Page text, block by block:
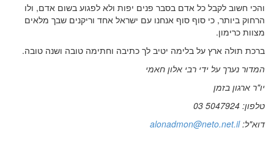
והכי חשוב לקבל כל אדם בסבר פנים יפות ולא לפגוע בשום אדם, ולו
הרחוק ביותר, כי סוף סוף אנחנו עם ישראל אחד וריקנים שבך מלאים
מצוות כרימון.
ברכת תולה ארץ על בלימה יטיב לך כתיבה וחתימה טובה ושנה טובה.
המדור נערך על ידי רבי אלון חאמי
יו"ר ארגון בזמן
טלפון: 5047924 03
דוא"ל:alonadmon@neto.net.il